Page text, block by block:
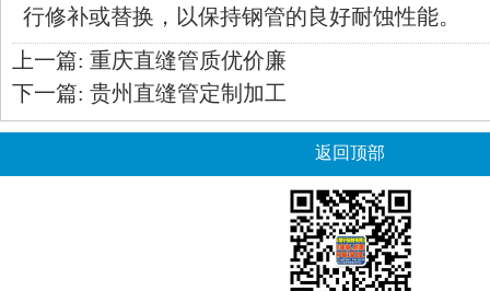
行修补或替换，以保持钢管的良好耐蚀性能。
上一篇: 重庆直缝管质优价廉
下一篇: 贵州直缝管定制加工
返回顶部